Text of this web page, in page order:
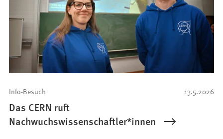
13.5.2026
Info-Besuch
Das CERN ruft
Nachwuchswissenschaftler*innen